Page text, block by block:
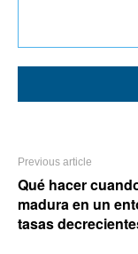
Previous article
Qué hacer
madura en un
tasas